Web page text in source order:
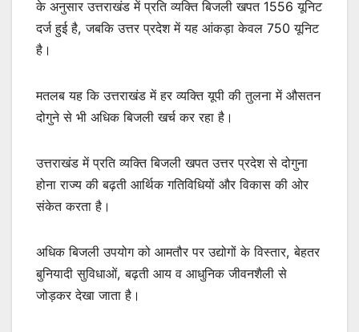
के अनुसार उत्तराखंड में प्रति व्यक्ति बिजली खपत 1556 यूनिट
दर्ज हुई है, जबकि उत्तर प्रदेश में यह आंकड़ा केवल 750 यूनिट
है।
मतलब यह कि उत्तराखंड में हर व्यक्ति यूपी की तुलना में औसतन
दोगुने से भी अधिक बिजली खर्च कर रहा है।
उत्तराखंड में प्रति व्यक्ति बिजली खपत उत्तर प्रदेश से दोगुना
होना राज्य की बढ़ती आर्थिक गतिविधियों और विकास की ओर
संकेत करता है।
अधिक बिजली उपयोग को आमतौर पर उद्योगों के विस्तार, बेहतर
बुनियादी सुविधाओं, बढ़ती आय व आधुनिक जीवनशैली से
जोड़कर देखा जाता है।